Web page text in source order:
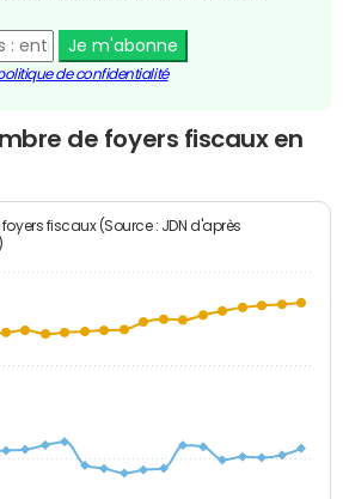
Je m'abonne
de confidentialité
de foyers fiscaux en
fiscaux (Source : JDN d'après